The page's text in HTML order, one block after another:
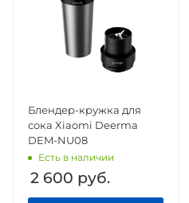
Блендер-кружка для
сока Xiaomi Deerma
DEM-NU08
Есть в наличии
2 600 руб.